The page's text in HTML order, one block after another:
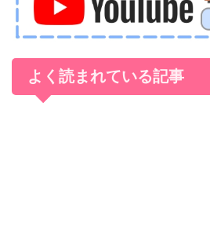
よく読まれている記事